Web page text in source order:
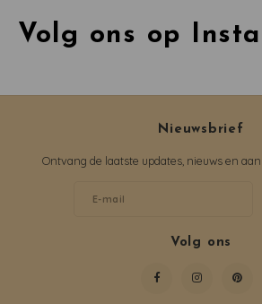
Volg ons op
Nieuwsbrief
Ontvang de laatste updates, nieuws en
Volg ons